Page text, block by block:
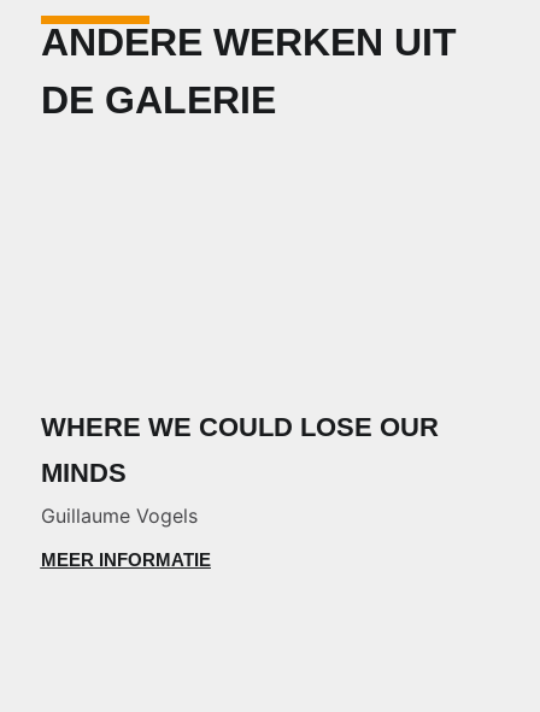
ANDERE WERKEN UIT
DE GALERIE
WHERE WE COULD LOSE OUR
MINDS
Guillaume Vogels
MEER INFORMATIE